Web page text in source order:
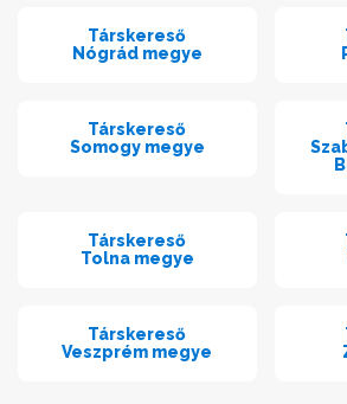
Társkereső
Nógrád megye
Társkereső
Somogy megye
Társkereső
Tolna megye
Társkereső
Veszprém megye